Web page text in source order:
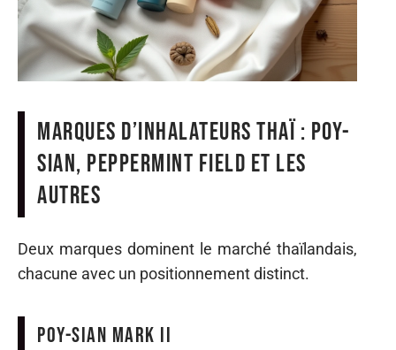
Marques d’inhalateurs thaï : Poy-
Sian, Peppermint Field et les
autres
Deux marques dominent le marché thaïlandais,
chacune avec un positionnement distinct.
Poy-Sian Mark II